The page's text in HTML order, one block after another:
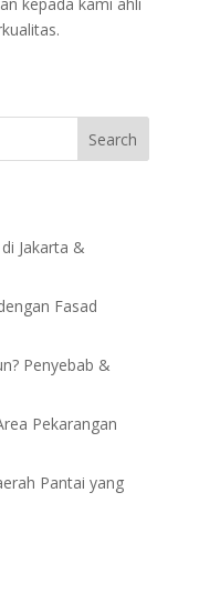
Search
Jakarta &
Fasad
Penyebab &
Pekarangan
Pantai yang